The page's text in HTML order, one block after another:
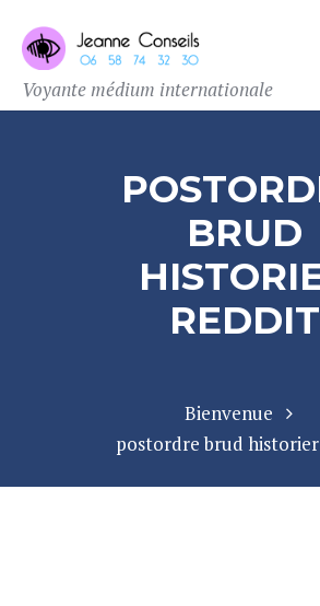
Voyante médium internationale
BRUD
REDDIT
Bienvenue
postordre brud